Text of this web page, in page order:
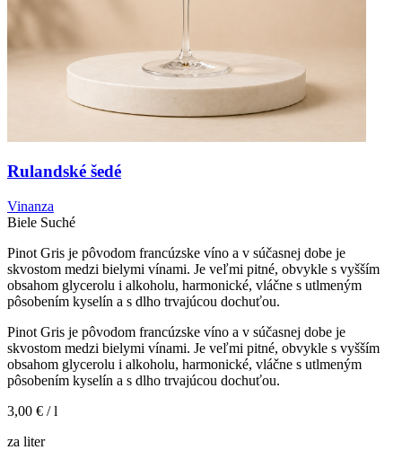
Rulandské šedé
Vinanza
Biele Suché
Pinot Gris je pôvodom francúzske víno a v súčasnej dobe je
skvostom medzi bielymi vínami. Je veľmi pitné, obvykle s vyšším
obsahom glycerolu i alkoholu, harmonické, vláčne s utlmeným
pôsobením kyselín a s dlho trvajúcou dochuťou.
Pinot Gris je pôvodom francúzske víno a v súčasnej dobe je
skvostom medzi bielymi vínami. Je veľmi pitné, obvykle s vyšším
obsahom glycerolu i alkoholu, harmonické, vláčne s utlmeným
pôsobením kyselín a s dlho trvajúcou dochuťou.
3,00 € / l
za liter